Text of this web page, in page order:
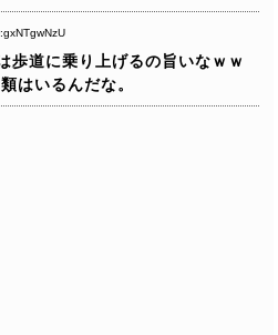
歩道に乗り上げるの旨いなｗｗ
はいるんだな。